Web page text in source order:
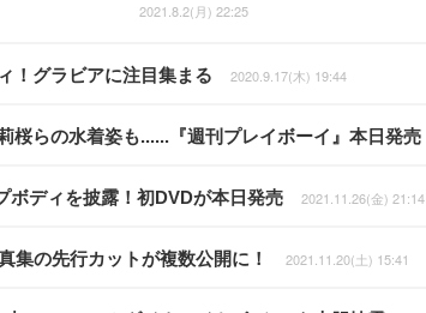
2021.8.2(月) 22:25
！グラビアに注目集まる 2020.9.17(木) 19:44
桜らの水着姿も......『週刊プレイボーイ』本日発売
ボディを披露！初DVDが本日発売 2021.11.26(金) 21:14
集の先行カットが複数公開に！ 2021.11.20(土) 15:41